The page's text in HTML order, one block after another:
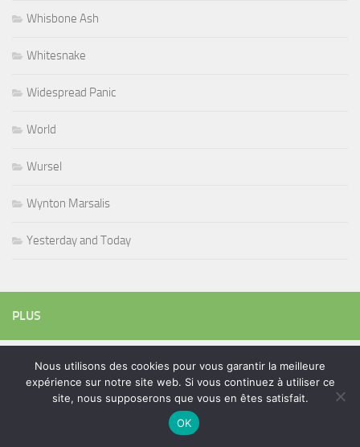
Whisbone Ash
Whitesnake
Widespread Panic
World
Wursel
Wynton Marsalis
Yesterday and Today
PLUS
Rechercher :
Nous utilisons des cookies pour vous garantir la meilleure
expérience sur notre site web. Si vous continuez à utiliser ce
site, nous supposerons que vous en êtes satisfait.
OK